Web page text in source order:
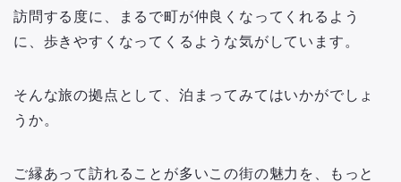
訪問する度に、まるで町が仲良くなってくれるよう
に、歩きやすくなってくるような気がしています。
そんな旅の拠点として、泊まってみてはいかがでしょ
うか。
ご縁あって訪れることが多いこの街の魅力を、もっと